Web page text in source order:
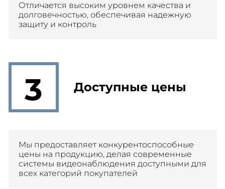
Отличается высоким уровнем качества и
долговечностью, обеспечивая надежную
защиту и контроль
3 Доступные цены
Мы предоставляет конкурентоспособные
цены на продукцию, делая современные
системы видеонаблюдения доступными для
всех категорий покупателей